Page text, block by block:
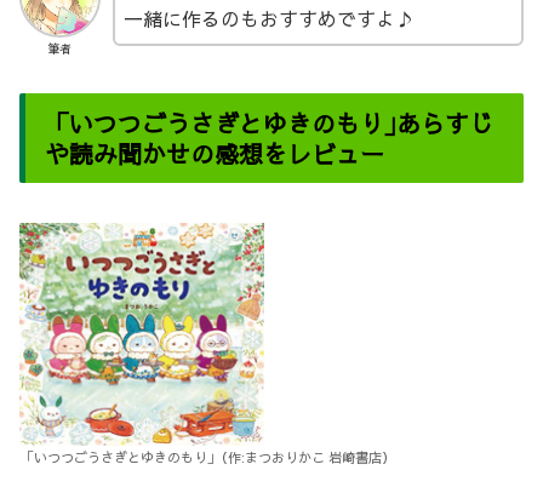
筆者
一緒に作るのもおすすめですよ♪
「いつつごうさぎとゆきのもり｣あらすじ
や読み聞かせの感想をレビュー
｢いつつごうさぎとゆきのもり｣（作:まつおりかこ 岩崎書店）